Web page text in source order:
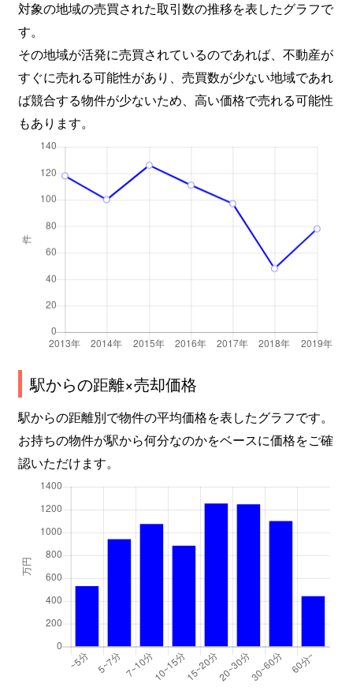
対象の地域の売買された取引数の推移を表したグラフで
す。
その地域が活発に売買されているのであれば、不動産が
すぐに売れる可能性があり、売買数が少ない地域であれ
ば競合する物件が少ないため、高い価格で売れる可能性
もあります。
駅からの距離×売却価格
駅からの距離別で物件の平均価格を表したグラフです。
お持ちの物件が駅から何分なのかをベースに価格をご確
認いただけます。